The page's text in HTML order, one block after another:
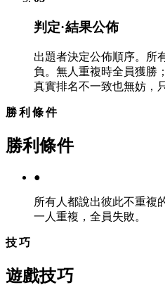
判定·結果公佈
出題者決定公佈順序。所
負。無人重複時全員獲勝
真實排名不一致也無妨，
勝利條件
勝利條件
●
所有人都說出彼此不重複
一人重複，全員失敗。
技巧
遊戲技巧